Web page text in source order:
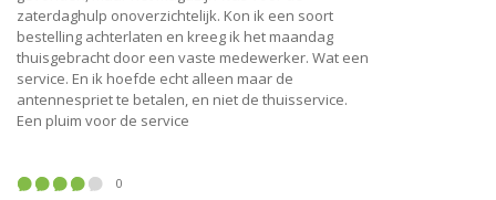
zaterdaghulp onoverzichtelijk. Kon ik een soort
bestelling achterlaten en kreeg ik het maandag
thuisgebracht door een vaste medewerker. Wat een
service. En ik hoefde echt alleen maar de
antennespriet te betalen, en niet de thuisservice.
Een pluim voor de service
0